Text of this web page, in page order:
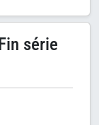
série